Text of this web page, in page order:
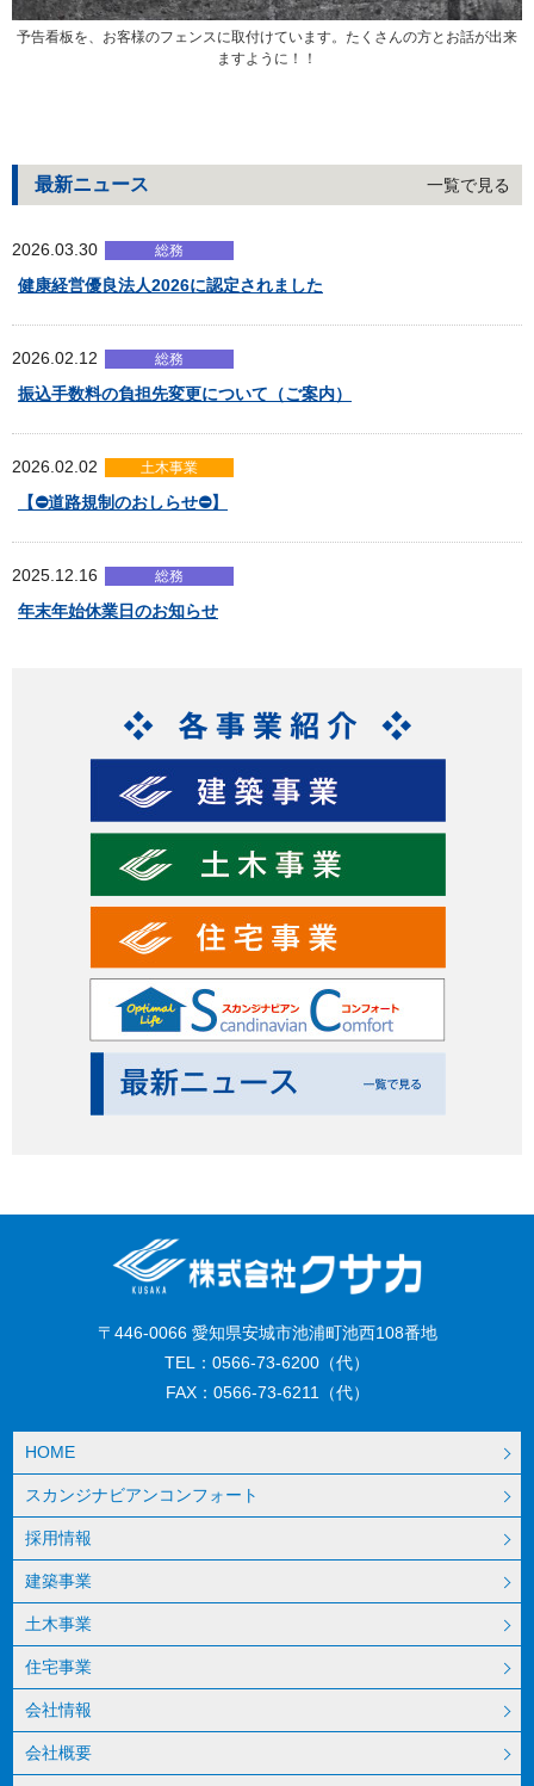
予告看板を、お客様のフェンスに取付けています。たくさんの方とお話が出来
ますように！！
最新ニュース
2026.03.30 総務
健康経営優良法人2026に認定されました
2026.02.12 総務
振込手数料の負担先変更について（ご案内）
2026.02.02 土木事業
【⛔道路規制のおしらせ⛔】
2025.12.16 総務
年末年始休業日のお知らせ
一覧で見る
〒446-0066 愛知県安城市池浦町池西108番地
TEL：0566-73-6200（代）
FAX：0566-73-6211（代）
HOME
スカンジナビアンコンフォート
採用情報
建築事業
土木事業
住宅事業
会社情報
会社概要